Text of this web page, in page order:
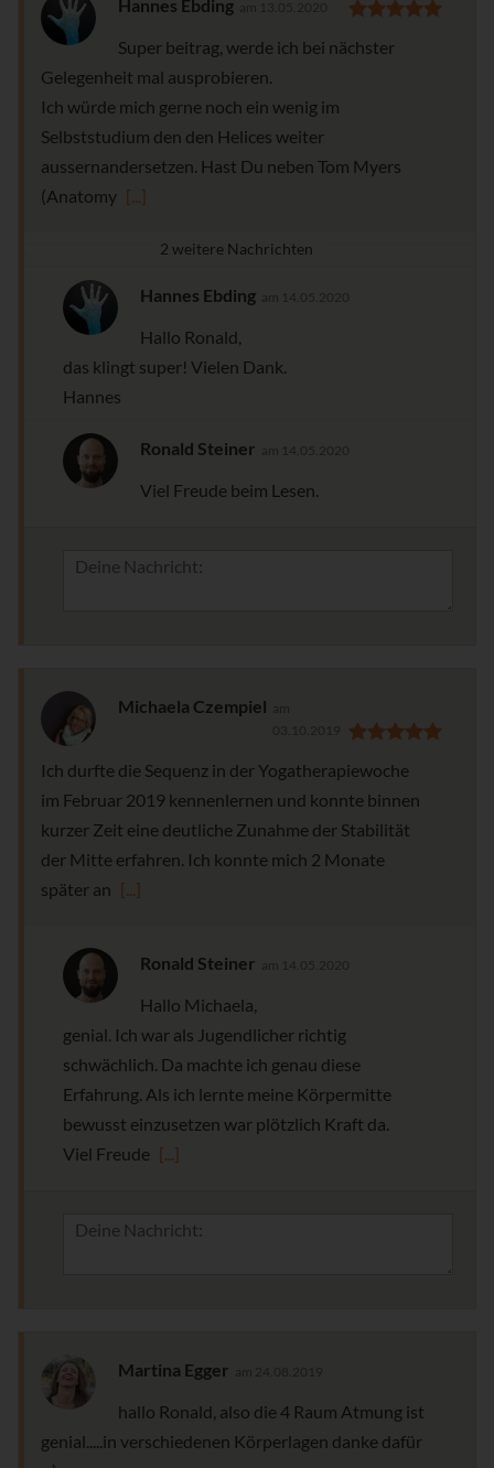
Hannes Ebding
Super beitrag, werde ich bei nächster
Gelegenheit mal ausprobieren.
Ich würde mich gerne noch ein wenig im
Selbststudium den den Helices weiter
aussernandersetzen. Hast Du neben Tom Myers
(Anatomy [...]
2 weitere Nachrichten
Hannes Ebding am 14.05.2020
Hallo Ronald,
das klingt super! Vielen Dank.
Hannes
Ronald Steiner am 14.05.2020
Viel Freude beim Lesen.
Michaela Czempiel
Ich durfte die Sequenz in der Yogatherapiewoche
im Februar 2019 kennenlernen und konnte binnen
kurzer Zeit eine deutliche Zunahme der Stabilität
der Mitte erfahren. Ich konnte mich 2 Monate
später an [...]
Ronald Steiner am 14.05.2020
Hallo Michaela,
genial. Ich war als Jugendlicher richtig
schwächlich. Da machte ich genau diese
Erfahrung. Als ich lernte meine Körpermitte
bewusst einzusetzen war plötzlich Kraft da.
Viel Freude [...]
Martina Egger
hallo Ronald, also die 4 Raum Atmung ist
genial.....in verschiedenen Körperlagen danke dafür